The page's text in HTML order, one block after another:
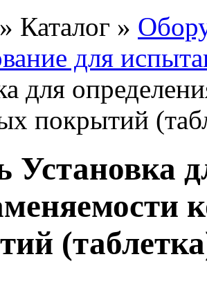
» Каталог »
для
для
покрытий
Установка